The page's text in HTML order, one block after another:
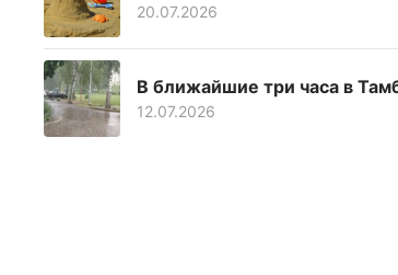
20.07.2026
В ближайшие три часа в
12.07.2026